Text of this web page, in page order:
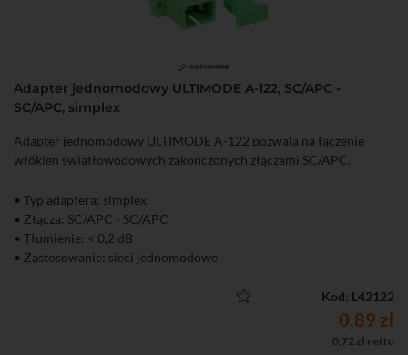
Adapter jednomodowy ULTIMODE A-122, SC/APC -
SC/APC, simplex
Adapter jednomodowy ULTIMODE A-122 pozwala na łączenie
włókien światłowodowych zakończonych złączami SC/APC.
• Typ adaptera: simplex
• Złącza: SC/APC - SC/APC
• Tłumienie: < 0,2 dB
• Zastosowanie: sieci jednomodowe
Kod: L42122
0,89 zł
0,72 zł netto